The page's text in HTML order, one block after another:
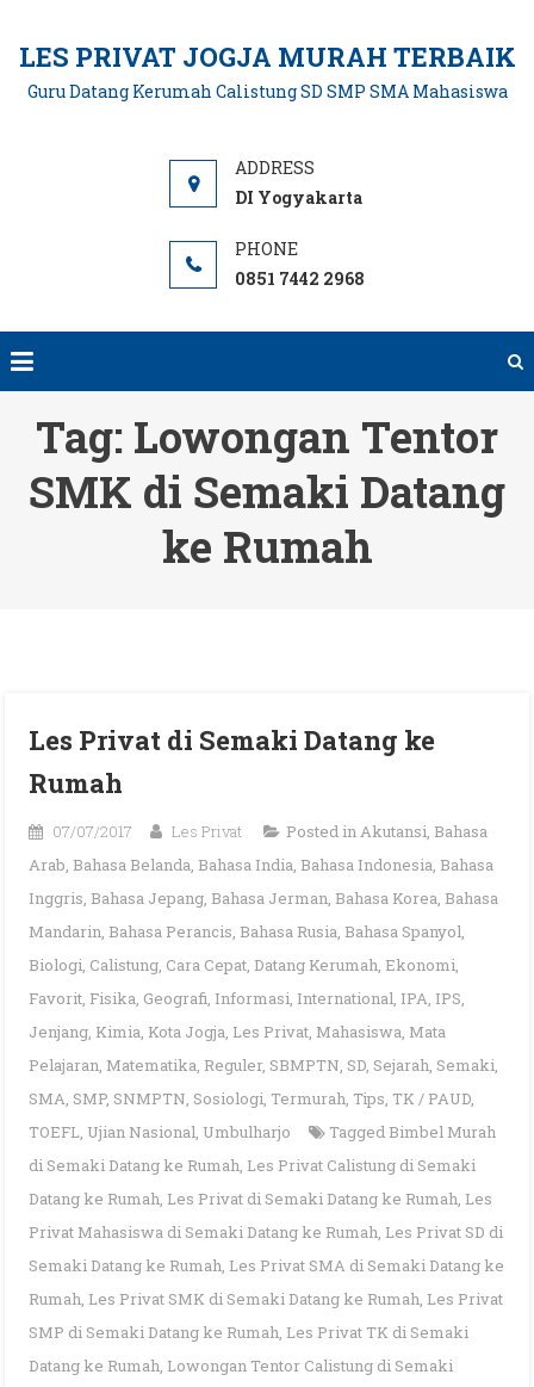
content
LES PRIVAT JOGJA MURAH TERBAIK
Guru Datang Kerumah Calistung SD SMP SMA Mahasiswa
DI Yogyakarta
0851 7442 2968
Tag: Lowongan Tentor
SMK di Semaki Datang
ke Rumah
Les Privat di Semaki Datang ke
Rumah
07/07/2017 Les Privat Posted inAkutansi, Bahasa
Arab, Bahasa Belanda, Bahasa India, Bahasa Indonesia, Bahasa
Inggris, Bahasa Jepang, Bahasa Jerman, Bahasa Korea, Bahasa
Mandarin, Bahasa Perancis, Bahasa Rusia, Bahasa Spanyol,
Biologi, Calistung, Cara Cepat, Datang Kerumah, Ekonomi,
Favorit, Fisika, Geografi, Informasi, International, IPA, IPS,
Jenjang, Kimia, Kota Jogja, Les Privat, Mahasiswa, Mata
Pelajaran, Matematika, Reguler, SBMPTN, SD, Sejarah, Semaki,
SMA, SMP, SNMPTN, Sosiologi, Termurah, Tips, TK / PAUD,
TOEFL, Ujian Nasional, Umbulharjo Tagged Bimbel Murah
di Semaki Datang ke Rumah, Les Privat Calistung di Semaki
Datang ke Rumah, Les Privat di Semaki Datang ke Rumah, Les
Privat Mahasiswa di Semaki Datang ke Rumah, Les Privat SD di
Semaki Datang ke Rumah, Les Privat SMA di Semaki Datang ke
Rumah, Les Privat SMK di Semaki Datang ke Rumah, Les Privat
SMP di Semaki Datang ke Rumah, Les Privat TK di Semaki
Datang ke Rumah, Lowongan Tentor Calistung di Semaki